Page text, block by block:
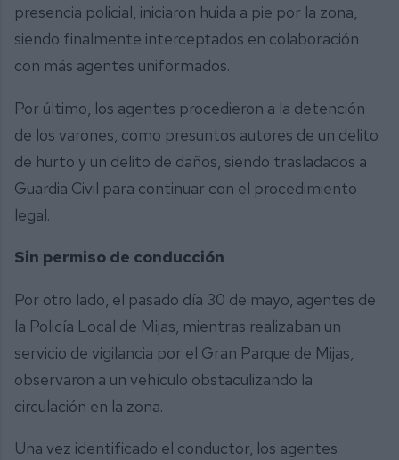
presencia policial, iniciaron huida a pie por la zona,
siendo finalmente interceptados en colaboración
con más agentes uniformados.
Por último, los agentes procedieron a la detención
de los varones, como presuntos autores de un delito
de hurto y un delito de daños, siendo trasladados a
Guardia Civil para continuar con el procedimiento
legal.
Sin permiso de conducción
Por otro lado, el pasado día 30 de mayo, agentes de
la Policía Local de Mijas, mientras realizaban un
servicio de vigilancia por el Gran Parque de Mijas,
observaron a un vehículo obstaculizando la
circulación en la zona.
Una vez identificado el conductor, los agentes